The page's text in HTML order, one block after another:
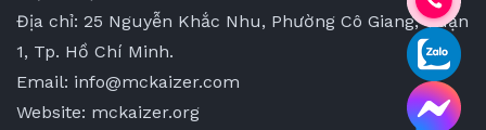
Địa chỉ: 25 Nguyễn Khắc Nhu, Phường Cô Giang, Quận
1, Tp. Hồ Chí Minh.
Email: info@mckaizer.com
Website: mckaizer.org